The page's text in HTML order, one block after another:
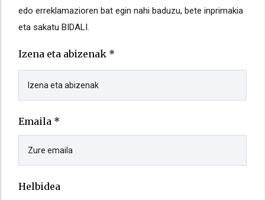
edo erreklamazioren bat egin nahi baduzu, bete inprimakia
eta sakatu BIDALI.
Izena eta abizenak *
Emaila *
Helbidea